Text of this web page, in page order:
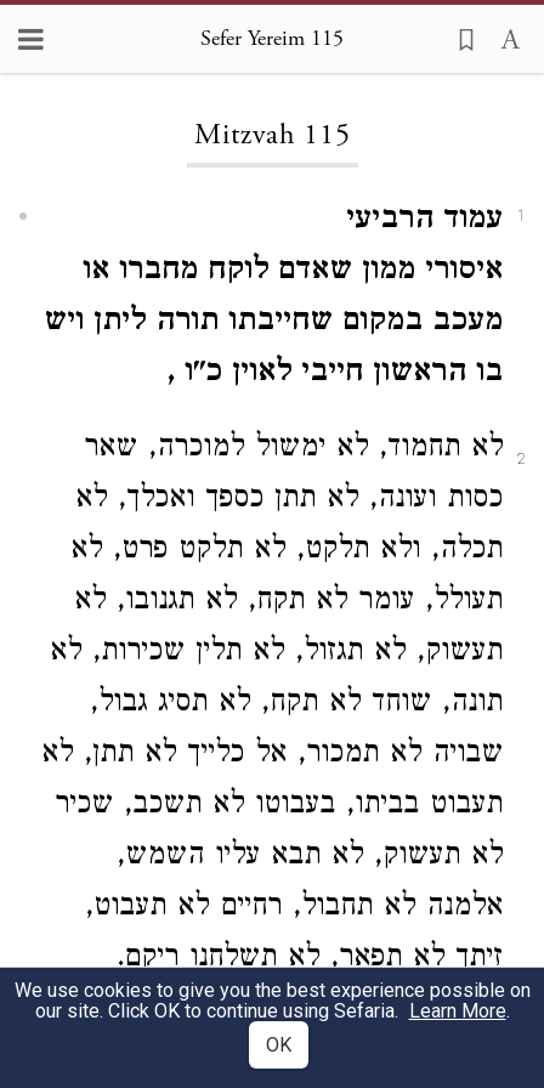
Sefer Yereim 115
Mitzvah 115
1
עמוד הרביעי
איסורי ממון שאדם לוקח מחברו או
מעכב במקום שחייבתו תורה ליתן ויש
בו הראשון חייבי לאוין כ"ו ,
2
לא תחמוד, לא ימשול למוכרה, שאר
כסות ועונה, לא תתן כספך ואכלך, לא
תכלה, ולא תלקט, לא תלקט פרט, לא
תעולל, עומר לא תקח, לא תגנובו, לא
תעשוק, לא תגזול, לא תלין שכירות, לא
תונה, שוחד לא תקח, לא תסיג גבול,
שבויה לא תמכור, אל כלייך לא תתן, לא
תעבוט בביתו, בעבוטו לא תשכב, שכיר
לא תעשוק, לא תבא עליו השמש,
אלמנה לא תחבול, רחיים לא תעבוט,
זיתך לא תפאר, לא תשלחנו ריקם.
סימן קטו (רנד)
We use cookies to give you the best experience possible on
our site. Click OK to continue using Sefaria. Learn More.
OK